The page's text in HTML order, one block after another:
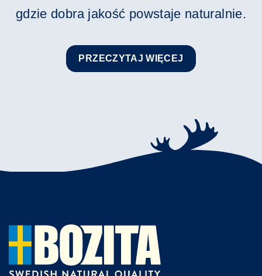
gdzie dobra jakość powstaje naturalnie.
PRZECZYTAJ WIĘCEJ